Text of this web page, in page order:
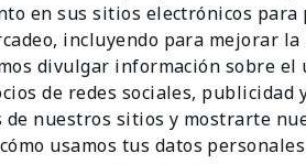
en sus sitios electrónicos para
incluyendo para mejorar la
divulgar información sobre el
de redes sociales, publicidad
de nuestros sitios y mostrarte
usamos tus datos